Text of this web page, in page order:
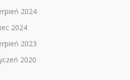
2024
2024
2023
2020